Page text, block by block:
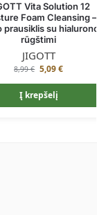
Vita Solution 12
Foam Cleansing –
prausiklis su
rūgštimi
JIGOTT
8,99€ 5,09€
Į krepšelį